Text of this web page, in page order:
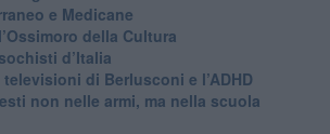
e Medicane
della Cultura
d’Italia
di Berlusconi e l’ADHD
non nelle armi, ma nella scuola